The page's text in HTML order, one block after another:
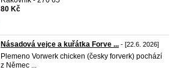
80 Kč
Násadová vejce a kuřátka Forve ... - [22.6. 2026]
Plemeno Vorwerk chicken (česky forverk) pochází
z Němec ...